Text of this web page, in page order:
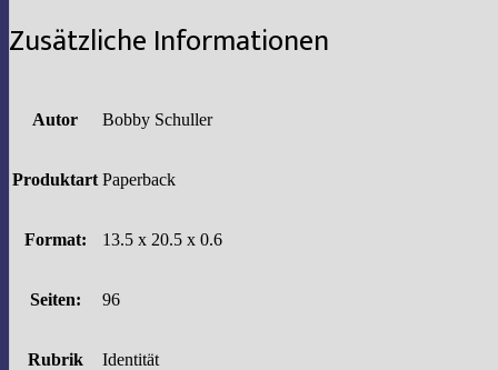
Zusätzliche Informationen
Autor Bobby Schuller
Produktart Paperback
Format: 13.5 x 20.5 x 0.6
Seiten: 96
Rubrik Identität